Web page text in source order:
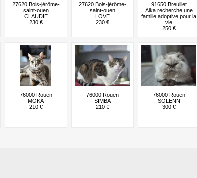
27620 Bois-jérôme-
saint-ouen
CLAUDIE
230 €
27620 Bois-jérôme-
saint-ouen
LOVE
230 €
91650 Breuillet
Aika recherche une
famille adoptive pour la
vie
250 €
76000 Rouen
MOKA
210 €
76000 Rouen
SIMBA
210 €
76000 Rouen
SOLENN
300 €